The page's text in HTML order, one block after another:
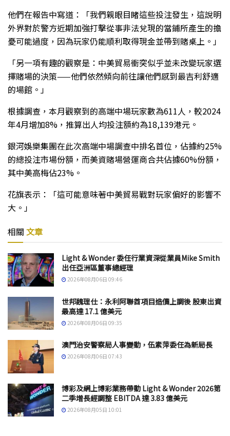
他們在報告中寫道：「我們親眼目睹這些投注發生，這說明
外界對於警方近期加強打擊從事非法兌現的當鋪所產生的擔
憂可能過度，因為玩家仍能順利取得現金並帶到賭桌上。」
「另一項有趣的觀察是：中美貿易衝突似乎並未改變玩家選
擇賭場的決策——他們依然傾向前往讓他們感到最吉利舒適
的場館。」
根據調查，本月觀察到的高端中場玩家數為611人，較2024
年4月增加8%，推算出人均投注額約為18,139港元。
銀河娛樂集團在此次高端中場調查中排名首位，佔據約25%
的總投注市場份額，而美資賭場營運商合共佔據60%份額，
其中美高梅佔23%。
花旗表示：「這可能意味著中美貿易戰對玩家偏好的影響不
大。」
相關 文章
Light & Wonder 委任行業資深從業員Mike Smith
出任亞洲區董事總經理
2026年08月06日 09:46
世邦魏理仕：永利阿聯酋項目造價上調後 股東出資
最高達 17.1 億美元
2026年08月06日 09:35
澳門治安警察局人事變動，伍素萍委任為新局長
2026年08月06日 07:43
博彩及網上博彩業務帶動 Light & Wonder 2026第
二季增長經調整 EBITDA 達 3.83 億美元
2026年08月05日 10:01